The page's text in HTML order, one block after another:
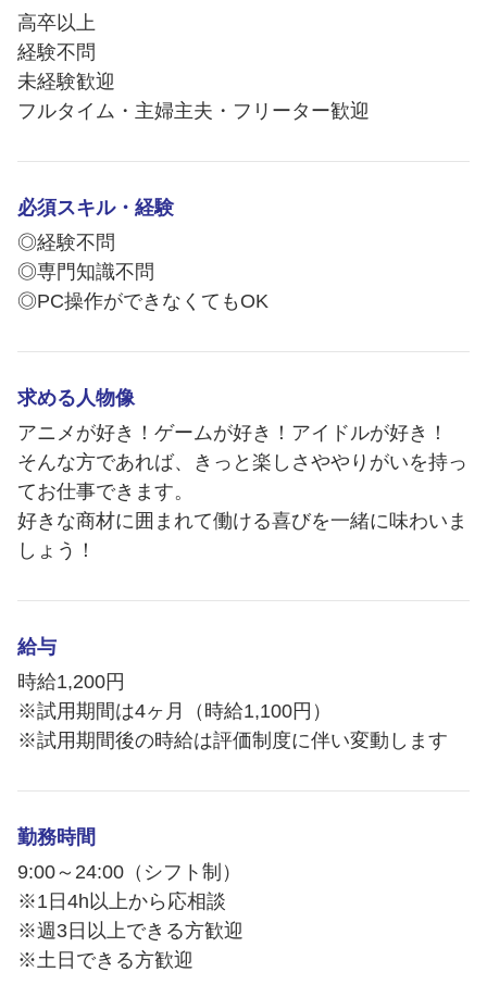
高卒以上
経験不問
未経験歓迎
フルタイム・主婦主夫・フリーター歓迎
必須スキル・経験
◎経験不問
◎専門知識不問
◎PC操作ができなくてもOK
求める人物像
アニメが好き！ゲームが好き！アイドルが好き！
そんな方であれば、きっと楽しさややりがいを持っ
てお仕事できます。
好きな商材に囲まれて働ける喜びを一緒に味わいま
しょう！
給与
時給1,200円
※試用期間は4ヶ月（時給1,100円）
※試用期間後の時給は評価制度に伴い変動します
勤務時間
9:00～24:00（シフト制）
※1日4h以上から応相談
※週3日以上できる方歓迎
※土日できる方歓迎